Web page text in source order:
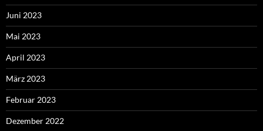
Juni 2023
Mai 2023
April 2023
März 2023
Februar 2023
Dezember 2022